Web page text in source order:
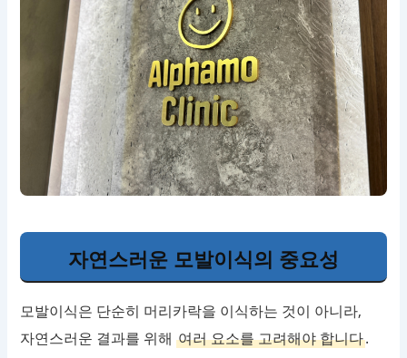
자연스러운 모발이식의 중요성
모발이식은 단순히 머리카락을 이식하는 것이 아니라,
자연스러운 결과를 위해여러 요소를 고려해야 합니다.